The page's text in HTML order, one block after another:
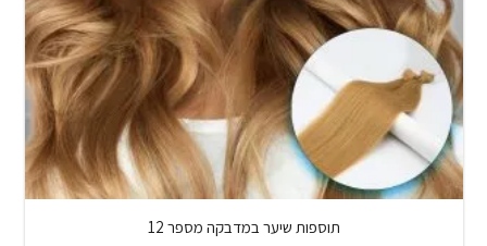
תוספות שיער במדבקה מספר 12